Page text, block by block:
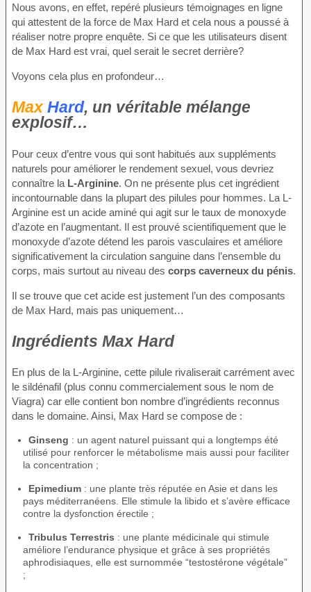
Nous avons, en effet, repéré plusieurs témoignages en ligne
qui attestent de la force de Max Hard et cela nous a poussé à
réaliser notre propre enquête. Si ce que les utilisateurs disent
de Max Hard est vrai, quel serait le secret derrière?
Voyons cela plus en profondeur…
Max Hard, un véritable mélange
explosif…
Pour ceux d’entre vous qui sont habitués aux suppléments
naturels pour améliorer le rendement sexuel, vous devriez
connaître la L-Arginine. On ne présente plus cet ingrédient
incontournable dans la plupart des pilules pour hommes. La L-
Arginine est un acide aminé qui agit sur le taux de monoxyde
d’azote en l’augmentant. Il est prouvé scientifiquement que le
monoxyde d’azote détend les parois vasculaires et améliore
significativement la circulation sanguine dans l’ensemble du
corps, mais surtout au niveau des corps caverneux du pénis.
Il se trouve que cet acide est justement l’un des composants
de Max Hard, mais pas uniquement…
Ingrédients Max Hard
En plus de la L-Arginine, cette pilule rivaliserait carrément avec
le sildénafil (plus connu commercialement sous le nom de
Viagra) car elle contient bon nombre d’ingrédients reconnus
dans le domaine. Ainsi, Max Hard se compose de :
Ginseng : un agent naturel puissant qui a longtemps été
utilisé pour renforcer le métabolisme mais aussi pour faciliter
la concentration ;
Epimedium : une plante très réputée en Asie et dans les
pays méditerranéens. Elle stimule la libido et s’avère efficace
contre la dysfonction érectile ;
Tribulus Terrestris : une plante médicinale qui stimule
améliore l’endurance physique et grâce à ses propriétés
aphrodisiaques, elle est surnommée “testostérone végétale”
;